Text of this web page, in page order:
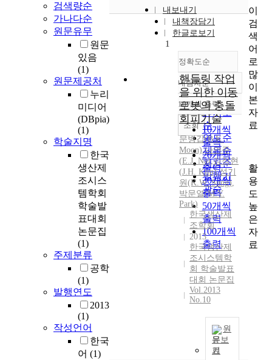
검색량순
가나다순
원문유무
원문
있음
(1)
원문제공처
누리
미디어
(DBpia)
(1)
학술지명
한국
생산제
조시스
템학회
학술발
표대회
논문집
(1)
주제분류
공학
(1)
발행연도
2013
(1)
작성언어
한국
어 (1)
내보내기
내책장담기
한글로보기
정확도순
정확도
순
인기도
순
연도순
제목순
저자순
발행기
관순
내림차순
내림차순
10개씩 출력
10개씩
출력
20개씩
출력
30개씩
출력
50개씩
출력
100개씩
출력
조회
1
핸들링 작업
을 위한 이동
로봇의 충돌
회피기술
문병갑(B.K.
Moon),나언주
(E.J. Na),김정현
(J.H. Kim),성기
원(K.W. Sung),
박문열(M.Y.
Park)
한국생산제
조학회
2013
한국생산제
조시스템학
회 학술발표
대회 논문집
Vol.2013
No.10
원
문보
기
이
검
색
어
로
많
이
본
자
료
활
용
도
높
은
자
료